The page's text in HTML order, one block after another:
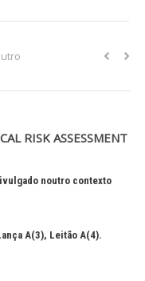
RISK ASSESSMENT
noutro contexto
A(3), Leitão A(4).